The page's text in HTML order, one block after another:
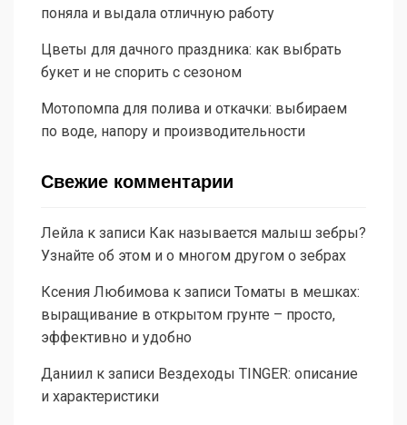
поняла и выдала отличную работу
Цветы для дачного праздника: как выбрать
букет и не спорить с сезоном
Мотопомпа для полива и откачки: выбираем
по воде, напору и производительности
Свежие комментарии
Лейла к записи Как называется малыш зебры?
Узнайте об этом и о многом другом о зебрах
Ксения Любимова к записи Томаты в мешках:
выращивание в открытом грунте – просто,
эффективно и удобно
Даниил к записи Вездеходы TINGER: описание
и характеристики